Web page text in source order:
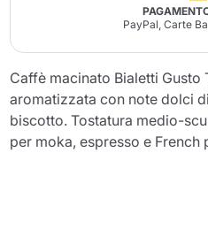
PayPal, Carte
Caffè macinato Bialetti Gusto
aromatizzata con note dolci
biscotto. Tostatura medio-
per moka, espresso e French